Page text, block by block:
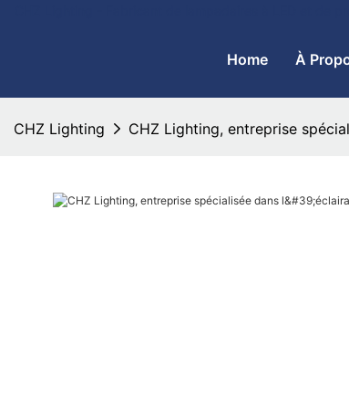
Home À
CHZ Lighting CHZ Lighting, entreprise